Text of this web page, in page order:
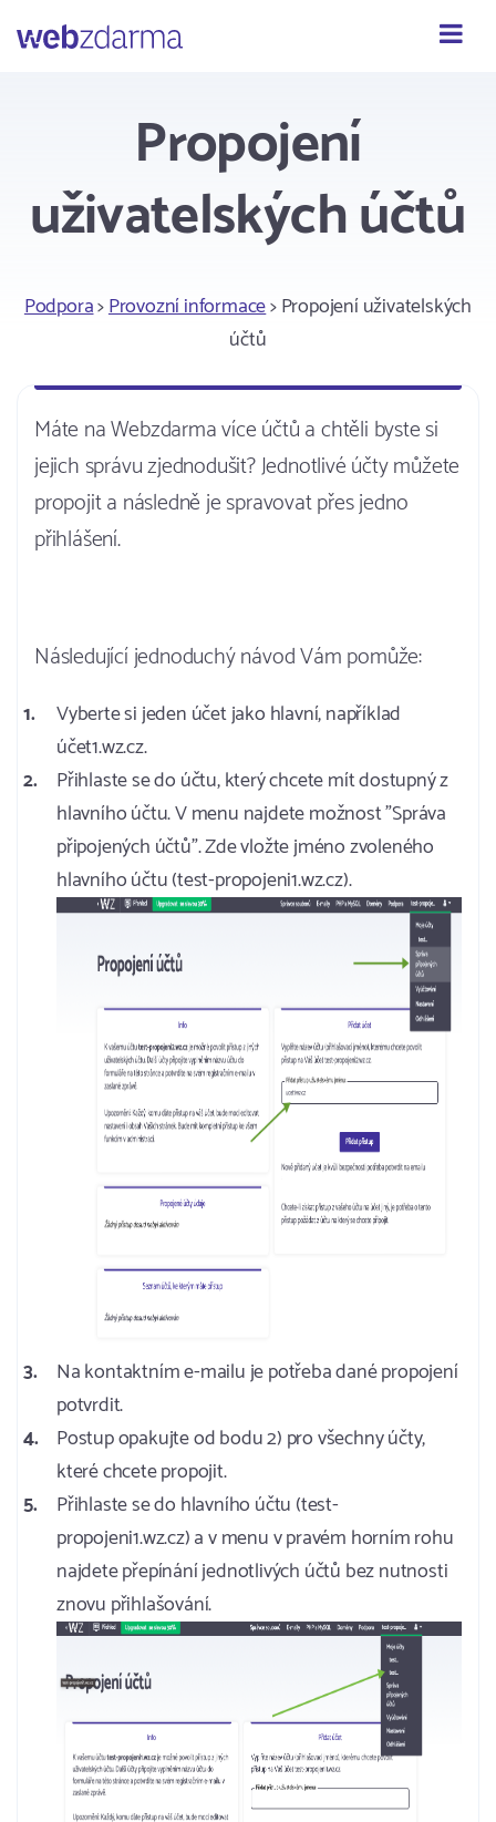
Propojení
uživatelských účtů
Podpora>Provozní informace> Propojení uživatelských
účtů
Máte na Webzdarma více účtů a chtěli byste si
jejich správu zjednodušit? Jednotlivé účty můžete
propojit a následně je spravovat přes jedno
přihlášení.
Následující jednoduchý návod Vám pomůže:
Vyberte si jeden účet jako hlavní, například
účet1.wz.cz.
Přihlaste se do účtu, který chcete mít dostupný z
hlavního účtu. V menu najdete možnost "Správa
připojených účtů". Zde vložte jméno zvoleného
hlavního účtu (test-propojeni1.wz.cz).
Na kontaktním e-mailu je potřeba dané propojení
potvrdit.
Postup opakujte od bodu 2) pro všechny účty,
které chcete propojit.
Přihlaste se do hlavního účtu (test-
propojeni1.wz.cz) a v menu v pravém horním rohu
najdete přepínání jednotlivých účtů bez nutnosti
znovu přihlašování.